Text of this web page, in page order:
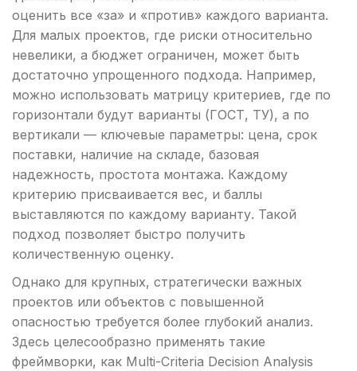
оценить все «за» и «против» каждого варианта.
Для малых проектов, где риски относительно
невелики, а бюджет ограничен, может быть
достаточно упрощенного подхода. Например,
можно использовать матрицу критериев, где по
горизонтали будут варианты (ГОСТ, ТУ), а по
вертикали — ключевые параметры: цена, срок
поставки, наличие на складе, базовая
надежность, простота монтажа. Каждому
критерию присваивается вес, и баллы
выставляются по каждому варианту. Такой
подход позволяет быстро получить
количественную оценку.
Однако для крупных, стратегически важных
проектов или объектов с повышенной
опасностью требуется более глубокий анализ.
Здесь целесообразно применять такие
фреймворки, как Multi-Criteria Decision Analysis